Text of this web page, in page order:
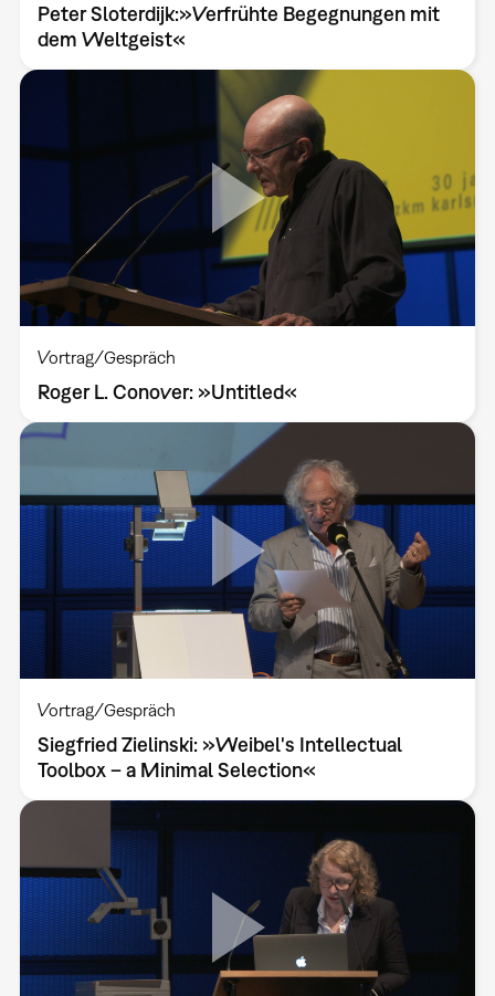
Peter Sloterdijk:»Verfrühte Begegnungen mit
dem Weltgeist«
Vortrag/Gespräch
Roger L. Conover: »Untitled«
Vortrag/Gespräch
Siegfried Zielinski: »Weibel's Intellectual
Toolbox – a Minimal Selection«